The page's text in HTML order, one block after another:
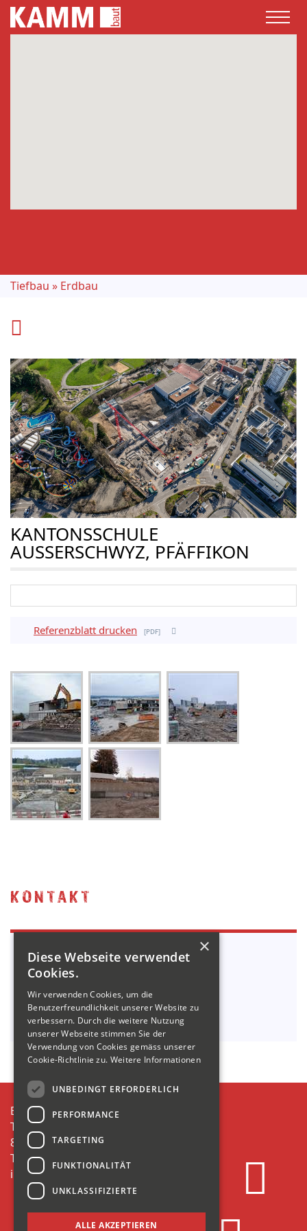
Tiefbau » Erdbau
KANTONSSCHULE
AUSSERSCHWYZ, PFÄFFIKON
Referenzblatt drucken pdf
KONTAKT
In BelangenTIEFBAU
wenden Sie sich bitte an:
Tel. +41 55 614 61 00
info@kamm-baut.ch
E.KAMM AG
Tiefenwinkel 21
8874 Mühlehorn
T +41 55 614 61 00
info@kamm-baut.ch
KAMM baut
Kontaktpersonen
×
Diese Webseite verwendet
Cookies.
Wir verwenden Cookies, um die
Benutzerfreundlichkeit unserer Website zu
verbessern. Durch die weitere Nutzung
unserer Webseite stimmen Sie der
Verwendung von Cookies gemäss unserer
Cookie-Richtlinie zu. Weitere Informationen
UNBEDINGT ERFORDERLICH
PERFORMANCE
TARGETING
FUNKTIONALITÄT
UNKLASSIFIZIERTE
ALLE AKZEPTIEREN